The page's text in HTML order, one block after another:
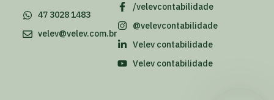
/velevcontabilidade
@velevcontabilidade
Velev contabilidade
Velev contabilidade
47 3028 1483
velev@velev.com.br